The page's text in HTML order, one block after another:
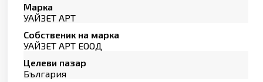
Марка
УАЙЗЕТ АРТ
Собственик на марка
УАЙЗЕТ АРТ ЕООД
Целеви пазар
България